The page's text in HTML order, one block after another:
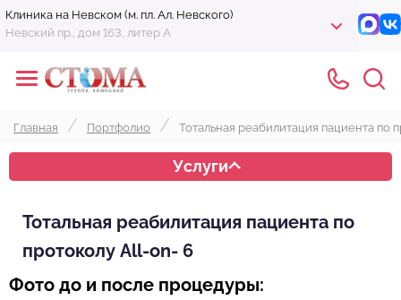
Клиника на Невском (м. пл. Ал. Невского)
Невский пр., дом 163, литер А
Главная Портфолио Тотальная реабилитация пациента по
Услуги
Тотальная реабилитация пациента по
протоколу All-on- 6
Фото до и после процедуры: